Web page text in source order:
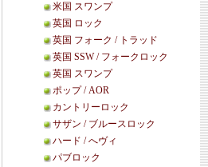
米国 スワンプ
英国 ロック
英国 フォーク / トラッド
英国 SSW / フォークロック
英国 スワンプ
ポップ / AOR
カントリーロック
サザン / ブルースロック
ハード / へヴィ
パブロック